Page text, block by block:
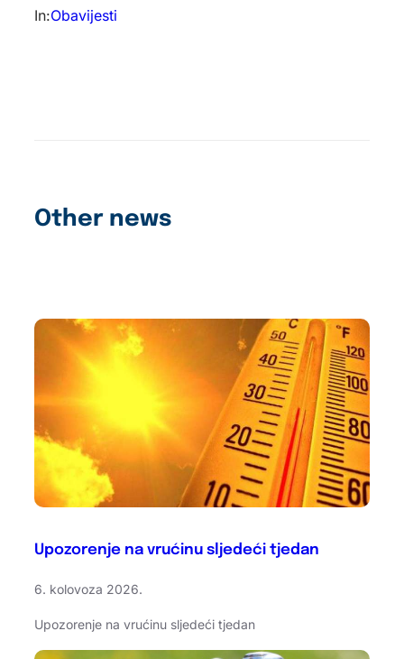
In:Obavijesti
Other news
Upozorenje na vrućinu sljedeći tjedan
6. kolovoza 2026.
Upozorenje na vrućinu sljedeći tjedan